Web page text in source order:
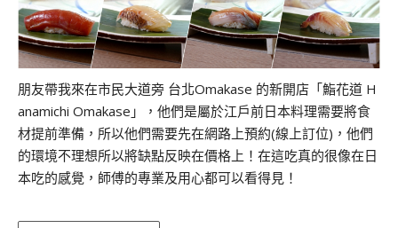
朋友帶我來在市民大道旁 台北Omakase 的新開店「鮨花道 H
anamichi Omakase」，他們是屬於江戶前日本料理需要將食
材提前準備，所以他們需要先在網路上預約(線上訂位)，他們
的環境不理想所以將缺點反映在價格上！在這吃真的很像在日
本吃的感覺，師傅的專業及用心都可以看得見！